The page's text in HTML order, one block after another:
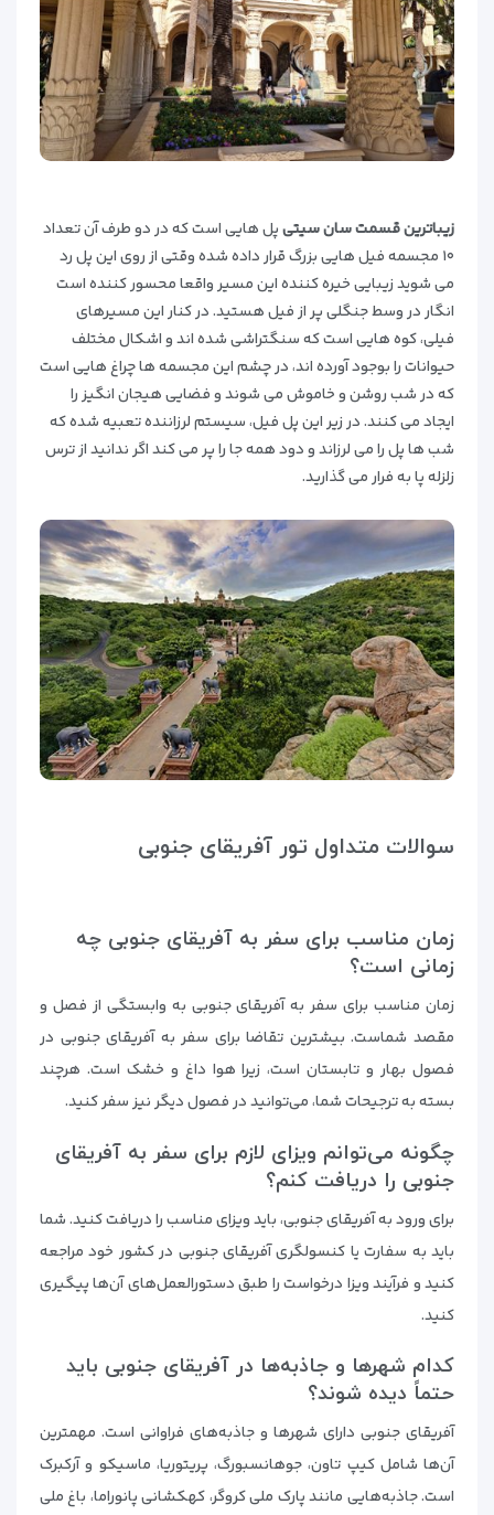
زیباترین قسمت سان سیتیپل هایی است که در دو طرف آن تعداد
۱۰ مجسمه فیل هایی بزرگ قرار داده شده وقتی از روی این پل رد
می شوید زیبایی خیره کننده این مسیر واقعا محسور کننده است
انگار در وسط جنگلی پر از فیل هستید. در کنار این مسیرهای
فیلی، کوه هایی است که سنگتراشی شده اند و اشکال مختلف
حیوانات را بوجود آورده اند، در چشم این مجسمه ها چراغ هایی است
که در شب روشن و خاموش می شوند و فضایی هیجان انگیز را
ایجاد می کنند. در زیر این پل فیل، سیستم لرزاننده تعبیه شده که
شب ها پل را می لرزاند و دود همه جا را پر می کند اگر ندانید از ترس
زلزله پا به فرار می گذارید.
سوالات متداول تور آفریقای جنوبی
زمان مناسب برای سفر به آفریقای جنوبی چه
زمانی است؟
زمان مناسب برای سفر به آفریقای جنوبی به وابستگی از فصل و
مقصد شماست. بیشترین تقاضا برای سفر به آفریقای جنوبی در
فصول بهار و تابستان است، زیرا هوا داغ و خشک است. هرچند
بسته به ترجیحات شما، می‌توانید در فصول دیگر نیز سفر کنید.
چگونه می‌توانم ویزای لازم برای سفر به آفریقای
جنوبی را دریافت کنم؟
برای ورود به آفریقای جنوبی، باید ویزای مناسب را دریافت کنید. شما
باید به سفارت یا کنسولگری آفریقای جنوبی در کشور خود مراجعه
کنید و فرآیند ویزا درخواست را طبق دستورالعمل‌های آن‌ها پیگیری
کنید.
کدام شهرها و جاذبه‌ها در آفریقای جنوبی باید
حتماً دیده شوند؟
آفریقای جنوبی دارای شهرها و جاذبه‌های فراوانی است. مهمترین
آن‌ها شامل کیپ تاون، جوهانسبورگ، پریتوریا، ماسیکو و آرکبرک
است. جاذبه‌هایی مانند پارک ملی کروگر، کهکشانی پانوراما، باغ ملی